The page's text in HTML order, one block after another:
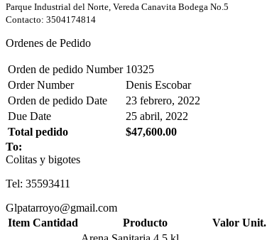
Parque Industrial del Norte, Vereda Canavita Bodega No.5
Contacto: 3504174814
Ordenes de Pedido
Orden de pedido Number 10325
Order Number
Denis Escobar
Orden de pedido Date
23 febrero, 2022
Due Date
25 abril, 2022
Total pedido
$47,600.00
To:
Colitas y bigotes
Tel: 35593411
Glpatarroyo@gmail.com
Item Cantidad
Producto Valor Unit.